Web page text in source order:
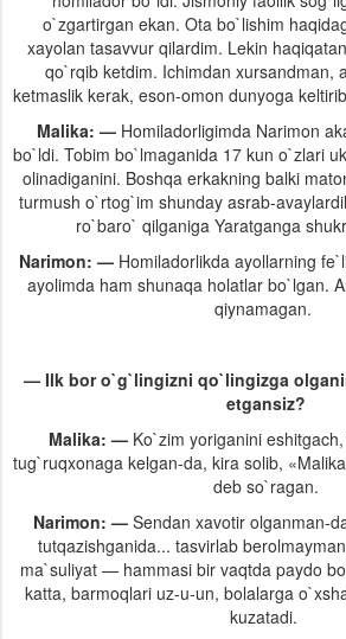
o`zgartirgan ekan. Ota bo`lishim
xayolan tasavvur qilardim. Lekin
qo`rqib ketdim. Ichimdan xursandman,
ketmaslik kerak, eson-omon dunyoga
Malika: — Homiladorligimda Narimon
bo`ldi. Tobim bo`lmaganida 17 kun o`zlari
olinadiganini. Boshqa erkakning balki
turmush o`rtog`im shunday asrab-
ro`baro` qilganiga Yaratganga
Narimon: — Homiladorlikda ayollarning
ayolimda ham shunaqa holatlar bo`lgan.
qiynamagan.
— Ilk bor o`g`lingizni qo`lingizga
etgansiz?
Malika: — Ko`zim yoriganini
tug`ruqxonaga kelgan-da, kira solib,
deb so`ragan.
Narimon: — Sendan xavotir olganman-
tutqazishganida... tasvirlab
ma`suliyat — hammasi bir vaqtda paydo
katta, barmoqlari uz-u-un, bolalarga
kuzatadi.